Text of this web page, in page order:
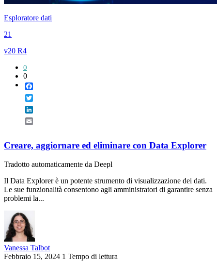
Esploratore dati
21
v20 R4
0
0
Creare, aggiornare ed eliminare con Data Explorer
Tradotto automaticamente da Deepl
Il Data Explorer è un potente strumento di visualizzazione dei dati.
Le sue funzionalità consentono agli amministratori di garantire senza
problemi la...
Vanessa Talbot
Febbraio 15, 2024 1 Tempo di lettura